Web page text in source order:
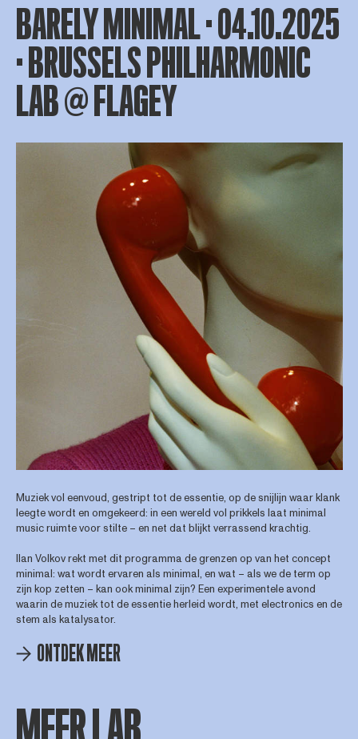
BARELY MINIMAL · 04.10.2025
· BRUSSELS PHILHARMONIC
LAB @ FLAGEY
Muziek vol eenvoud, gestript tot de essentie, op de snijlijn waar klank
leegte wordt en omgekeerd: in een wereld vol prikkels laat minimal
music ruimte voor stilte – en net dat blijkt verrassend krachtig.
Ilan Volkov rekt met dit programma de grenzen op van het concept
minimal: wat wordt ervaren als minimal, en wat – als we de term op
zijn kop zetten – kan ook minimal zijn? Een experimentele avond
waarin de muziek tot de essentie herleid wordt, met electronics en de
stem als katalysator.
ONTDEK MEER